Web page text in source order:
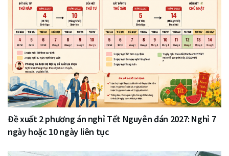
Đề xuất 2 phương án nghỉ Tết Nguyên đán 2027: Nghỉ 7
ngày hoặc 10 ngày liên tục